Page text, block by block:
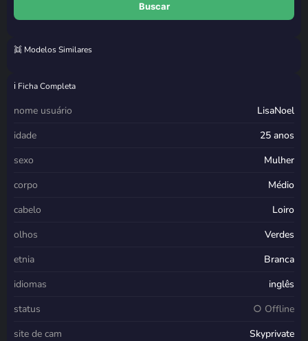
Buscar
👯 Modelos Similares
ℹ️ Ficha Completa
nome usuário
LisaNoel
idade
25 anos
sexo
Mulher
corpo
Médio
cabelo
Loiro
olhos
Verdes
etnia
Branca
idiomas
inglês
status
○ Offline
site de cam
Skyprivate